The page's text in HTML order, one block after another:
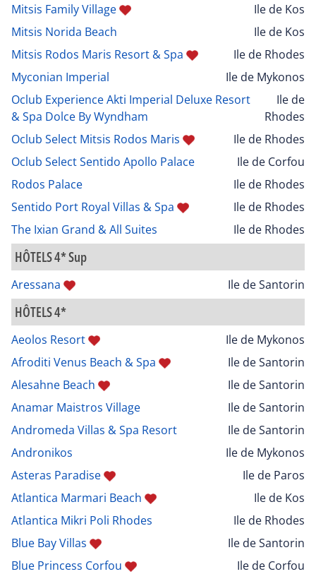
Mitsis Family Village
Ile de Kos
Mitsis Norida Beach
Ile de Kos
Mitsis Rodos Maris Resort & Spa
Ile de Rhodes
Myconian Imperial
Ile de Mykonos
Oclub Experience Akti Imperial Deluxe Resort
& Spa Dolce By Wyndham
Ile de
Rhodes
Oclub Select Mitsis Rodos Maris
Ile de Rhodes
Oclub Select Sentido Apollo Palace
Ile de Corfou
Rodos Palace
Ile de Rhodes
Sentido Port Royal Villas & Spa
Ile de Rhodes
The Ixian Grand & All Suites
Ile de Rhodes
HÔTELS 4* Sup
Aressana Ile de Santorin
HÔTELS 4*
Aeolos Resort
Ile de Mykonos
Afroditi Venus Beach & Spa
Ile de Santorin
Alesahne Beach
Ile de Santorin
Anamar Maistros Village
Ile de Santorin
Andromeda Villas & Spa Resort
Ile de Santorin
Andronikos
Ile de Mykonos
Asteras Paradise
Ile de Paros
Atlantica Marmari Beach
Ile de Kos
Atlantica Mikri Poli Rhodes
Ile de Rhodes
Blue Bay Villas
Ile de Santorin
Blue Princess Corfou
Ile de Corfou